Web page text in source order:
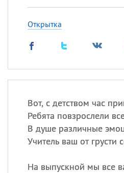
Открытка
Вот, с детством час
Ребята повзрослели
В душе различные
Учитель ваш от грусти
На выпускной мы все